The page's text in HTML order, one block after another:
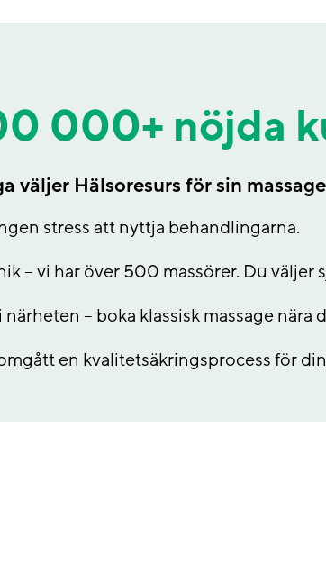
000+ nöjda
väljer Hälsoresurs för sin
stress att nyttja behandlingarna.
– vi har över 500 massörer. Du
– boka klassisk massage nära
en kvalitetsäkringsprocess för